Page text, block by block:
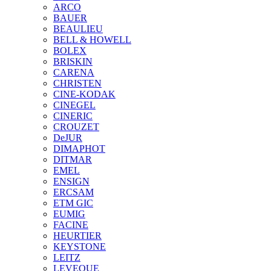
ARCO
BAUER
BEAULIEU
BELL & HOWELL
BOLEX
BRISKIN
CARENA
CHRISTEN
CINE-KODAK
CINEGEL
CINERIC
CROUZET
DeJUR
DIMAPHOT
DITMAR
EMEL
ENSIGN
ERCSAM
ETM GIC
EUMIG
FACINE
HEURTIER
KEYSTONE
LEITZ
LEVEQUE